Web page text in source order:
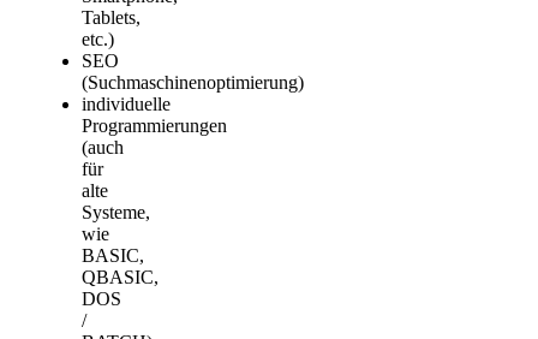
Tablets,
etc.)
SEO
(Suchmaschinenoptimierung)
individuelle
Programmierungen
(auch
für
alte
Systeme,
wie
BASIC,
QBASIC,
DOS
/